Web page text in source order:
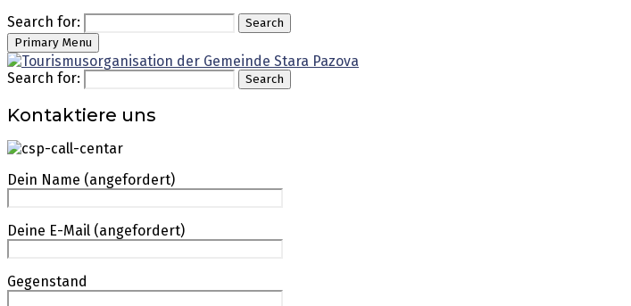
Search for:
Search
Primary Menu
Search for: Search
Kontaktiere uns
Dein Name (angefordert)
Deine E-Mail (angefordert)
Gegenstand